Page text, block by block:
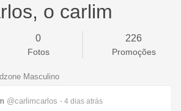
o carlim
0
Fotos
226
Promoções
Masculino
@carlimcarlos - 4 dias atrás